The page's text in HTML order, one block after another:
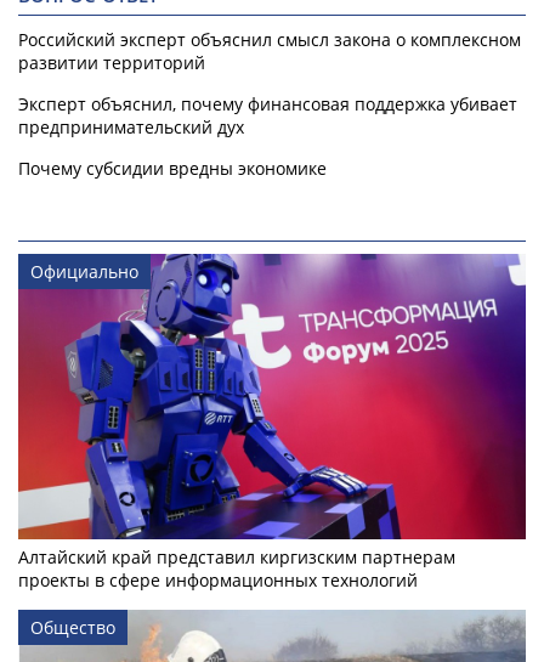
Российский эксперт объяснил смысл закона о комплексном
развитии территорий
Эксперт объяснил, почему финансовая поддержка убивает
предпринимательский дух
Почему субсидии вредны экономике
Официально
Алтайский край представил киргизским партнерам
проекты в сфере информационных технологий
Общество